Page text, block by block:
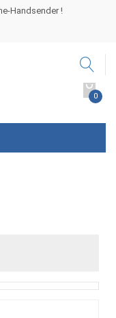
Handsender !
0